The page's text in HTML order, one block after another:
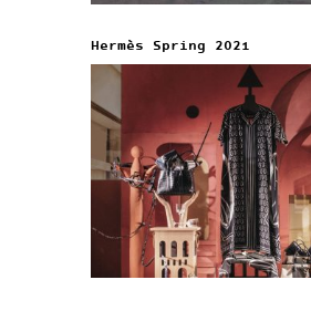
Hermès Spring 2021